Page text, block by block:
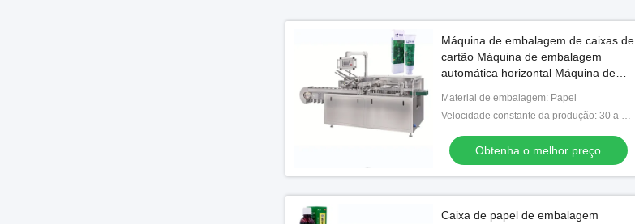
Máquina de embalagem de caixas de
cartão Máquina de embalagem
automática horizontal Máquina de
Material de embalagem: Papel
Velocidade constante da produção: 30 a 80 caixas/min
Obtenha o melhor preço
Caixa de papel de embalagem